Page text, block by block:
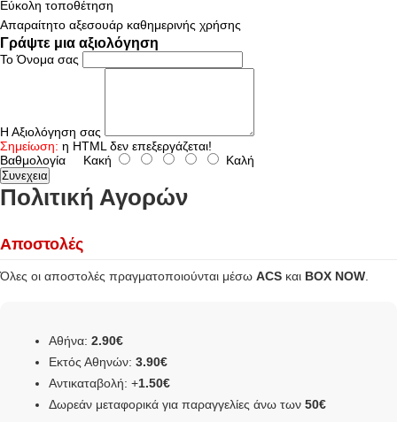
Εύκολη τοποθέτηση
Απαραίτητο αξεσουάρ καθημερινής χρήσης
Γράψτε μια αξιολόγηση
Το Όνομα σας
Η Αξιολόγηση σας
Σημείωση: η HTML δεν επεξεργάζεται!
Βαθμολογία Κακή Καλή
Συνεχεια
Πολιτική Αγορών
Αποστολές
Όλες οι αποστολές πραγματοποιούνται μέσω ACS και BOX NOW
Αθήνα: 2.90€
Εκτός Αθηνών: 3.90€
Αντικαταβολή: +1.50€
Δωρεάν μεταφορικά για παραγγελίες άνω των 50€